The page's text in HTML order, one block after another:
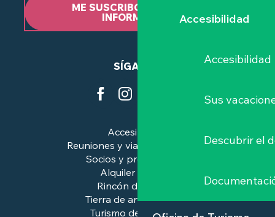
Accesibilidad
Accesibilidad
Sus
Descubrir el
ME SUSCRIBO AL BOLETÍN
INFORMATIVO
SÍGANOS
Accesibilidad
Reuniones y viajes de negocios
Socios y profesionales
Alquiler de salas
Rincón de prensa
Tierra de arte e historia
Turismo de calidad™.